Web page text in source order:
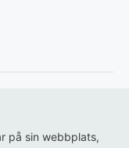
på sin webbplats,